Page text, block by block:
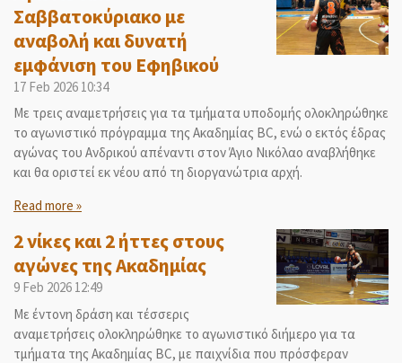
Σαββατοκύριακο με
αναβολή και δυνατή
εμφάνιση του Εφηβικού
17 Feb 2026 10:34
Με τρεις αναμετρήσεις για τα τμήματα υποδομής ολοκληρώθηκε
το αγωνιστικό πρόγραμμα της Ακαδημίας BC, ενώ ο εκτός έδρας
αγώνας του Ανδρικού απέναντι στον Άγιο Νικόλαο αναβλήθηκε
και θα οριστεί εκ νέου από τη διοργανώτρια αρχή.
Read more »
2 νίκες και 2 ήττες στους
αγώνες της Ακαδημίας
9 Feb 2026 12:49
Με έντονη δράση και τέσσερις
αναμετρήσεις ολοκληρώθηκε το αγωνιστικό διήμερο για τα
τμήματα της Ακαδημίας BC, με παιχνίδια που πρόσφεραν